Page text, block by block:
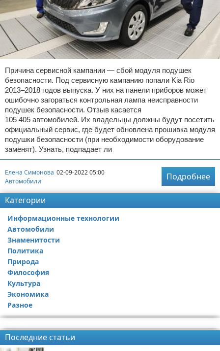
Причина сервисной кампании — сбой модуля подушек
безопасности. Под сервисную кампанию попали Kia Rio
2013–2018 годов выпуска. У них на панели приборов может
ошибочно загораться контрольная лампа неисправности
подушек безопасности. Отзыв касается
105 405 автомобилей. Их владельцы должны будут посетить
официальный сервис, где будет обновлена прошивка модуля
подушки безопасности (при необходимости оборудование
заменят). Узнать, подпадает ли
Елена Симонова 02-09-2022 05:00
Автомобили
Подробнее
Категории
Информационные технологии
Автомобили
Знаменитости
Политика
Природа
Философия
Культура
Экономика
Разное
Последние статьи